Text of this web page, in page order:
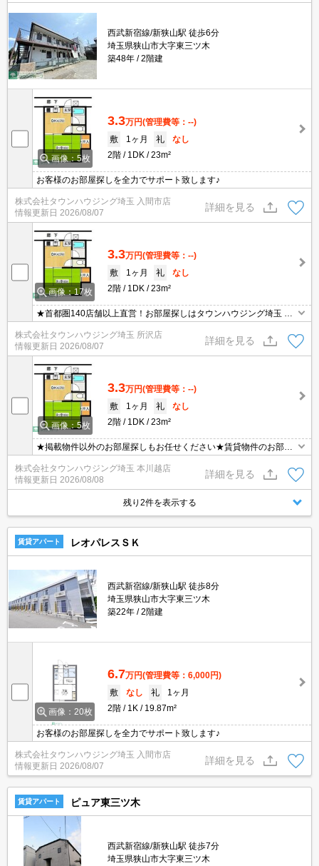
西武新宿線/新狭山駅 徒歩6分
埼玉県狭山市大字東三ツ木
築48年
2階建
画像：5枚
3.3万円(管理費等：--)
敷
1ヶ月 礼
なし
2階
1DK 23m²
お客様のお部屋探しを全力でサポート致します♪
株式会社タウンハウジング埼玉 入間市店
情報更新日 2026/08/07
詳細を見る
画像：17枚
3.3万円(管理費等：--)
敷
1ヶ月 礼
なし
2階
1DK 23m²
★首都圏140店舗以上直営！お部屋探しはタウンハウジング埼玉 所
沢店へ★
株式会社タウンハウジング埼玉 所沢店
情報更新日 2026/08/07
詳細を見る
画像：5枚
3.3万円(管理費等：--)
敷
1ヶ月 礼
なし
2階
1DK 23m²
★掲載物件以外のお部屋探しもお任せください★賃貸物件のお部屋
探しはタウンハウジングへ★
株式会社タウンハウジング埼玉 本川越店
情報更新日 2026/08/08
詳細を見る
残り2件を表示する
賃貸アパート レオパレスＳＫ
西武新宿線/新狭山駅 徒歩8分
埼玉県狭山市大字東三ツ木
築22年
2階建
画像：20枚
6.7万円(管理費等：6,000円)
敷
なし 礼
1ヶ月
2階
1K 19.87m²
お客様のお部屋探しを全力でサポート致します♪
株式会社タウンハウジング埼玉 入間市店
情報更新日 2026/08/07
詳細を見る
賃貸アパート ピュア東三ツ木
西武新宿線/新狭山駅 徒歩7分
埼玉県狭山市大字東三ツ木